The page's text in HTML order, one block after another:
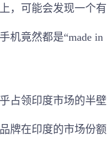
，可能会发现一个有
机竟然都是“made in
占领印度市场的半壁
牌在印度的市场份额